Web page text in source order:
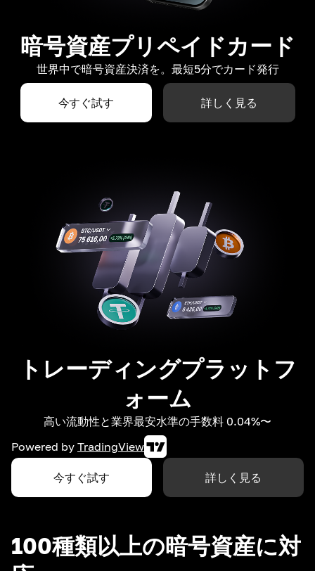
暗号資産プリペイドカード
世界中で暗号資産決済を。最短5分でカード発行
今すぐ試す 詳しく見る
トレーディングプラットフ
ォーム
高い流動性と業界最安水準の手数料 0.04%〜
Powered by TradingView
今すぐ試す 詳しく見る
100種類以上の暗号資産に対